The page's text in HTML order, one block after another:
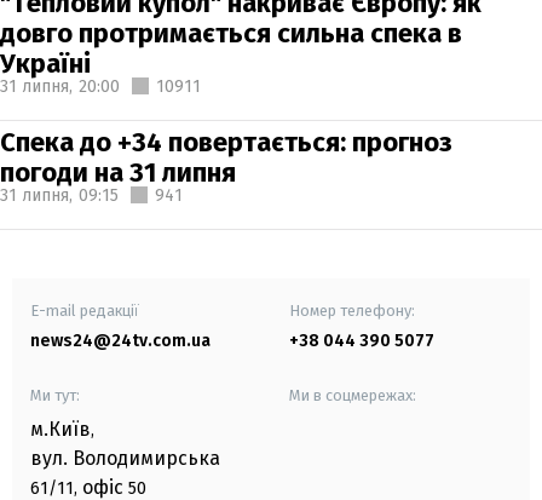
довго протримається сильна спека в
Україні
31 липня, 20:00 10911
Спека до +34 повертається: прогноз
погоди на 31 липня
31 липня, 09:15 941
E-mail редакції
news24@24tv.com.ua
Номер телефону:
+38 044 390 5077
Ми тут:
м.Київ,
вул. Володимирська
61/11, офіс 50
Ми в соцмережах: